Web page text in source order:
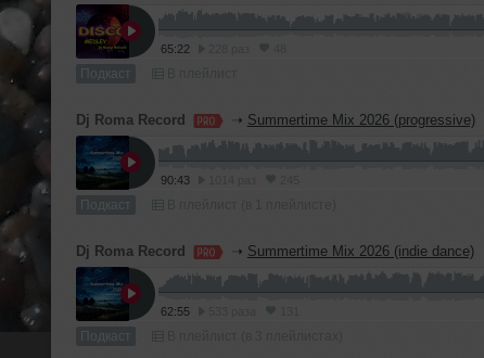
65:22
Подкаст
Dj Roma Record ➝ Summertime Mix 2026 (progressive)
90:43
Подкаст
Dj Roma Record ➝ Summertime Mix 2026 (indie dance)
62:55
Подкаст